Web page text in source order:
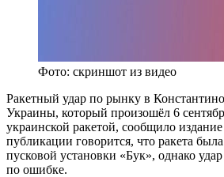
Фото: скриншот из видео
Ракетный удар по рынку в
Украины, который произошёл 6
украинской ракетой, сообщило
публикации говорится, что ракета
пусковой установки «Бук», однако
по ошибке.